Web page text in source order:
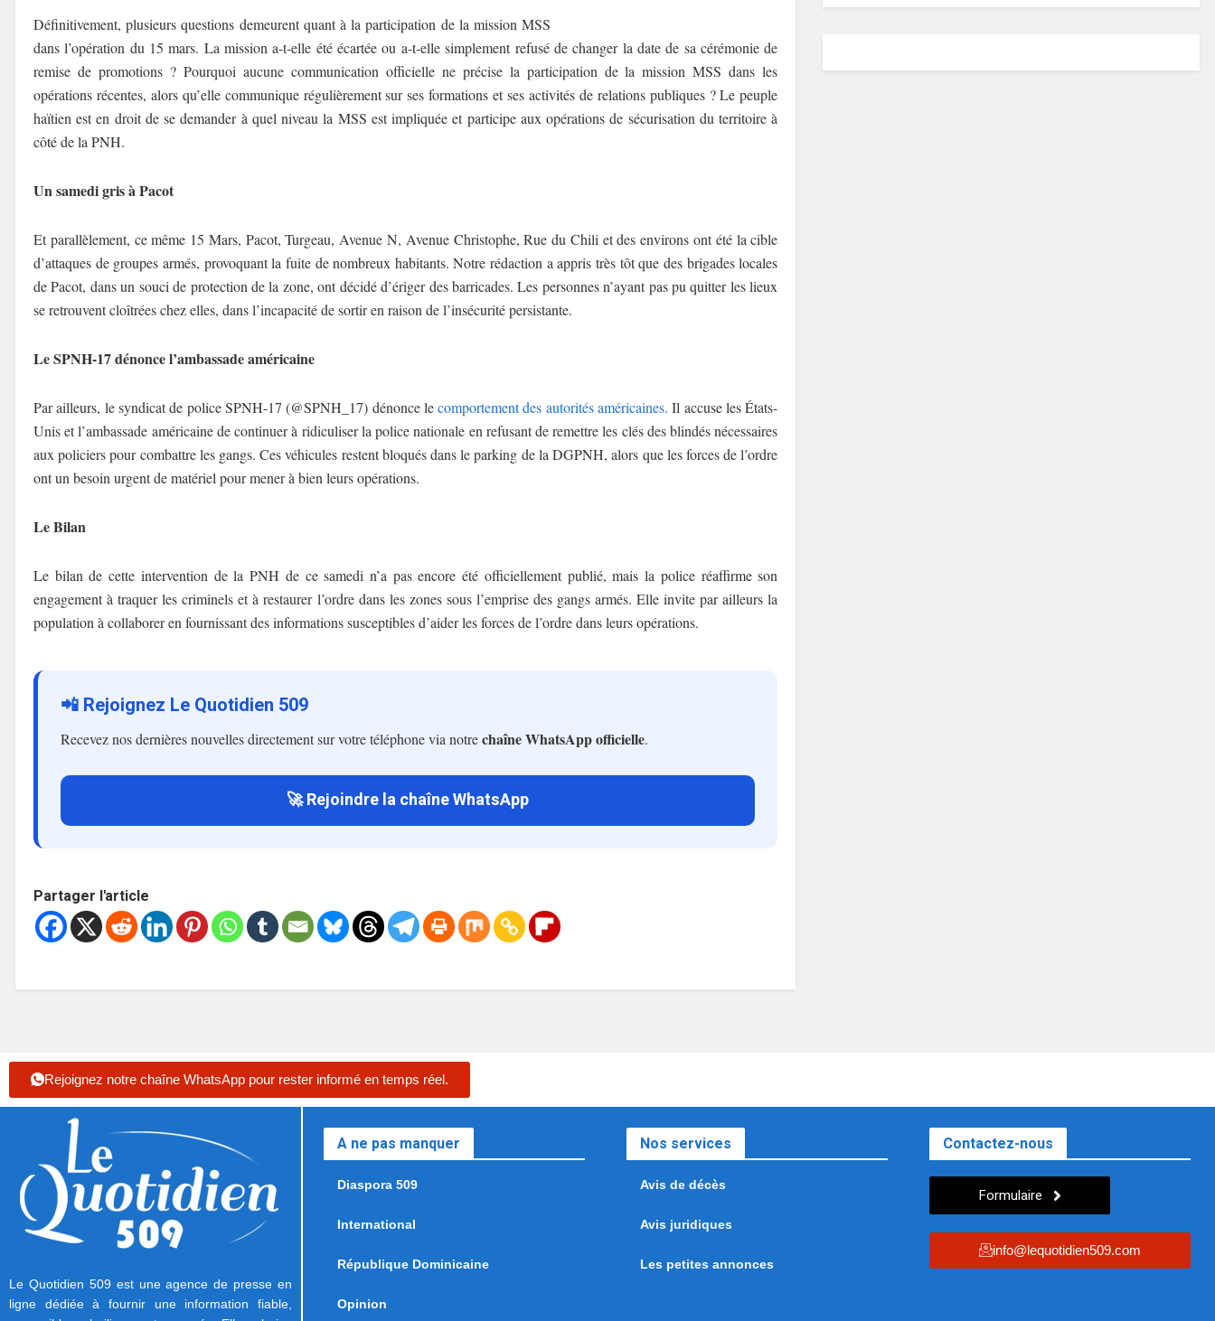
Définitivement, plusieurs questions demeurent quant à la participation de la mission MSS
dans l’opération du 15 mars. La mission a-t-elle été écartée ou a-t-elle simplement refusé de changer la date de sa cérémonie de
remise de promotions ? Pourquoi aucune communication officielle ne précise la participation de la mission MSS dans les
opérations récentes, alors qu’elle communique régulièrement sur ses formations et ses activités de relations publiques ? Le peuple
haïtien est en droit de se demander à quel niveau la MSS est impliquée et participe aux opérations de sécurisation du territoire à
côté de la PNH.
Un samedi gris à Pacot
Et parallèlement, ce même 15 Mars, Pacot, Turgeau, Avenue N, Avenue Christophe, Rue du Chili et des environs ont été la cible
d’attaques de groupes armés, provoquant la fuite de nombreux habitants. Notre rédaction a appris très tôt que des brigades locales
de Pacot, dans un souci de protection de la zone, ont décidé d’ériger des barricades. Les personnes n’ayant pas pu quitter les lieux
se retrouvent cloîtrées chez elles, dans l’incapacité de sortir en raison de l’insécurité persistante.
Le SPNH-17 dénonce l’ambassade américaine
Par ailleurs, le syndicat de police SPNH-17 (@SPNH_17) dénonce lecomportement des autorités américaines. Il accuse les États-
Unis et l’ambassade américaine de continuer à ridiculiser la police nationale en refusant de remettre les clés des blindés nécessaires
aux policiers pour combattre les gangs. Ces véhicules restent bloqués dans le parking de la DGPNH, alors que les forces de l’ordre
ont un besoin urgent de matériel pour mener à bien leurs opérations.
Le Bilan
Le bilan de cette intervention de la PNH de ce samedi n’a pas encore été officiellement publié, mais la police réaffirme son
engagement à traquer les criminels et à restaurer l’ordre dans les zones sous l’emprise des gangs armés. Elle invite par ailleurs la
population à collaborer en fournissant des informations susceptibles d’aider les forces de l’ordre dans leurs opérations.
📲 Rejoignez Le Quotidien 509
Recevez nos dernières nouvelles directement sur votre téléphone via notrechaîne WhatsApp officielle.
🚀 Rejoindre la chaîne WhatsApp
Partager l'article
Rejoignez notre chaîne WhatsApp pour rester informé en temps réel.
Le Quotidien 509 est une agence de presse en
ligne dédiée à fournir une information fiable,
A ne pas manquer
Diaspora 509
International
République Dominicaine
Opinion
Nos services
Avis de décès
Avis juridiques
Les petites annonces
Contactez-nous
Formulaire
info@lequotidien509.com